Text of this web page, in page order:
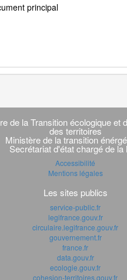
principal
de la Transition écologique et
des territoires
Ministère de la transition
Secrétariat d'état chargé de la
Accessibilité
Mentions légales
Les sites publics
service-public.fr
legifrance.gouv.fr
circulaire.legifrance.gouv.fr
gouvernement.fr
france.fr
data.gouv.fr
ecologie.gouv.fr
cohesion-territoires.gouv.fr